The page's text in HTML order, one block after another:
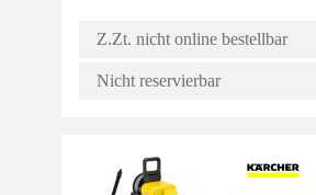
Z.Zt. nicht online bestellbar
Nicht reservierbar